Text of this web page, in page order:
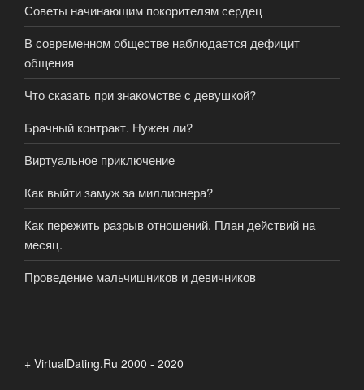
Советы начинающим покорителям сердец
В современном обществе наблюдается дефицит
общения
Что сказать при знакомстве с девушкой?
Брачный контракт. Нужен ли?
Виртуальное приключение
Как выйти замуж за миллионера?
Как пережить разрыв отношений. План действий на
месяц.
Проведение мальчишников и девичников
+ VirtualDating.Ru 2000 - 2020